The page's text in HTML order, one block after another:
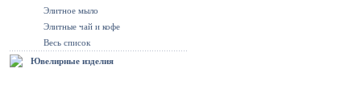
Элитное мыло
Элитные чай и кофе
Весь список
Ювелирные изделия